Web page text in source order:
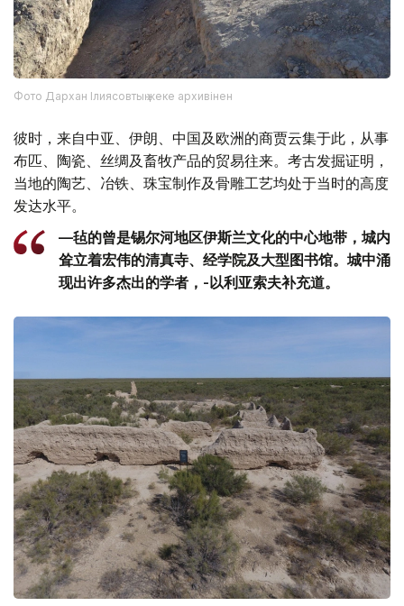
Фото Дархан Ілиясовтың жеке архивінен
彼时，来自中亚、伊朗、中国及欧洲的商贾云集于此，从事
布匹、陶瓷、丝绸及畜牧产品的贸易往来。考古发掘证明，
当地的陶艺、冶铁、珠宝制作及骨雕工艺均处于当时的高度
发达水平。
—毡的曾是锡尔河地区伊斯兰文化的中心地带，城内
耸立着宏伟的清真寺、经学院及大型图书馆。城中涌
现出许多杰出的学者，-以利亚索夫补充道。